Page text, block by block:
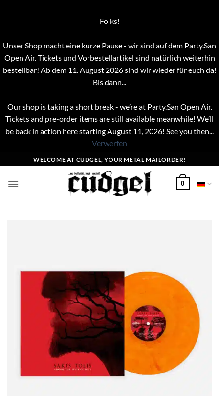
Folks!
Unser Shop macht eine kurze Pause - wir sind auf dem Party.San
Open Air. Tickets und Vorbestellartikel sind natürlich weiterhin
bestellbar! Ab dem 11. August 2026 sind wir wieder für euch da!
Bis dann...
Our shop is taking a short break - we’re at Party.San Open Air.
Tickets and pre-order items are still available meanwhile! We’ll
be back in action here starting August 11, 2026! See you then...
Verwerfen
Inhalt
springen
WELCOME AT CUDGEL, YOUR METAL MAILORDER!
0